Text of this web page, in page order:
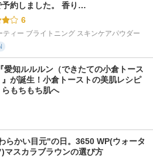
予約しました。 香り…
6
ティー ブライトニング スキンケアパウダー
愛知ルルルン（できたての小倉トース
』が誕生！小倉トーストの美肌レシピ
もちもち肌へ
らかい目元"の日。3650 WP(ウォータ
マスカラブラウンの選び方